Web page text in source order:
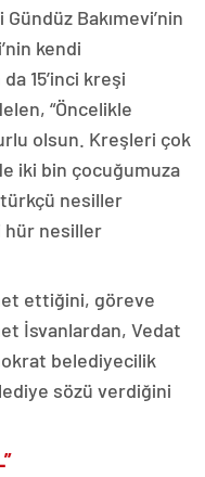
Bakımevi’nin
kendi
15’inci kreşi
“Öncelikle
olsun. Kreşleri çok
iki bin çocuğumuza
nesiller
hür nesiller
ettiğini, göreve
İsvanlardan, Vedat
belediyecilik
sözü verdiğini